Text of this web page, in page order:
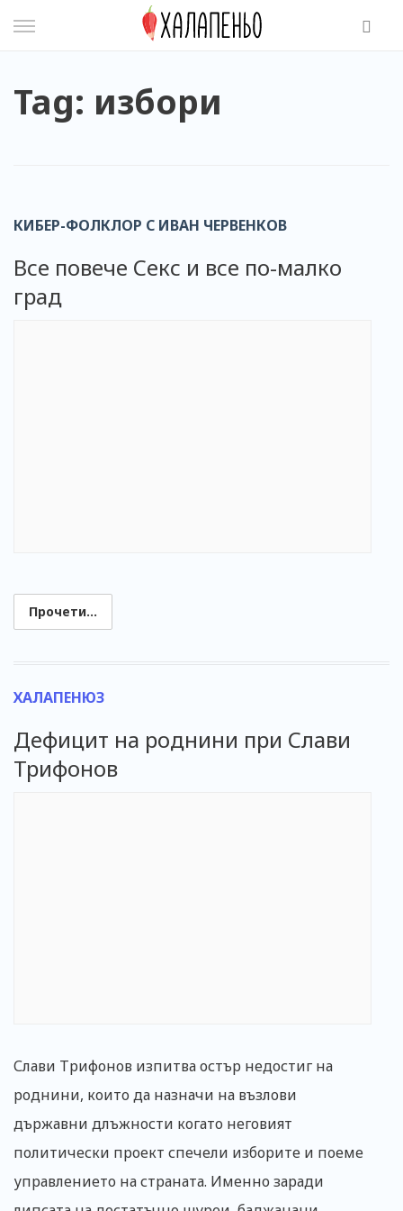
Tag: избори
КИБЕР-ФОЛКЛОР С ИВАН ЧЕРВЕНКОВ
Все повече Секс и все по-малко
град
Прочети...
ХАЛАПЕНЮЗ
Дефицит на роднини при Слави
Трифонов
Слави Трифонов изпитва остър недостиг на
роднини, които да назначи на възлови
държавни длъжности когато неговият
политически проект спечели изборите и поеме
управлението на страната. Именно заради